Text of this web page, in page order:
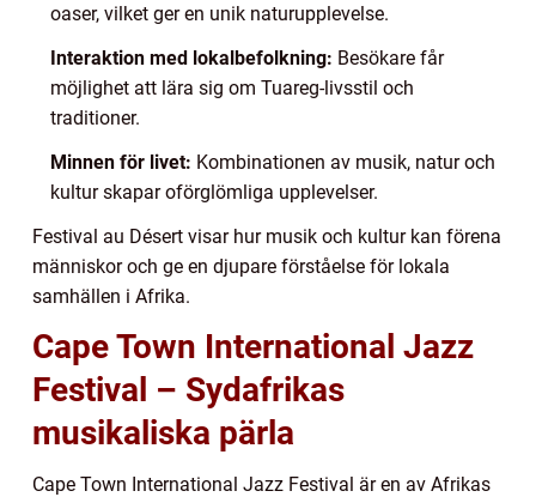
oaser, vilket ger en unik naturupplevelse.
Interaktion med lokalbefolkning: Besökare får
möjlighet att lära sig om Tuareg-livsstil och
traditioner.
Minnen för livet: Kombinationen av musik, natur och
kultur skapar oförglömliga upplevelser.
Festival au Désert visar hur musik och kultur kan förena
människor och ge en djupare förståelse för lokala
samhällen i Afrika.
Cape Town International Jazz
Festival – Sydafrikas
musikaliska pärla
Cape Town International Jazz Festival är en av Afrikas